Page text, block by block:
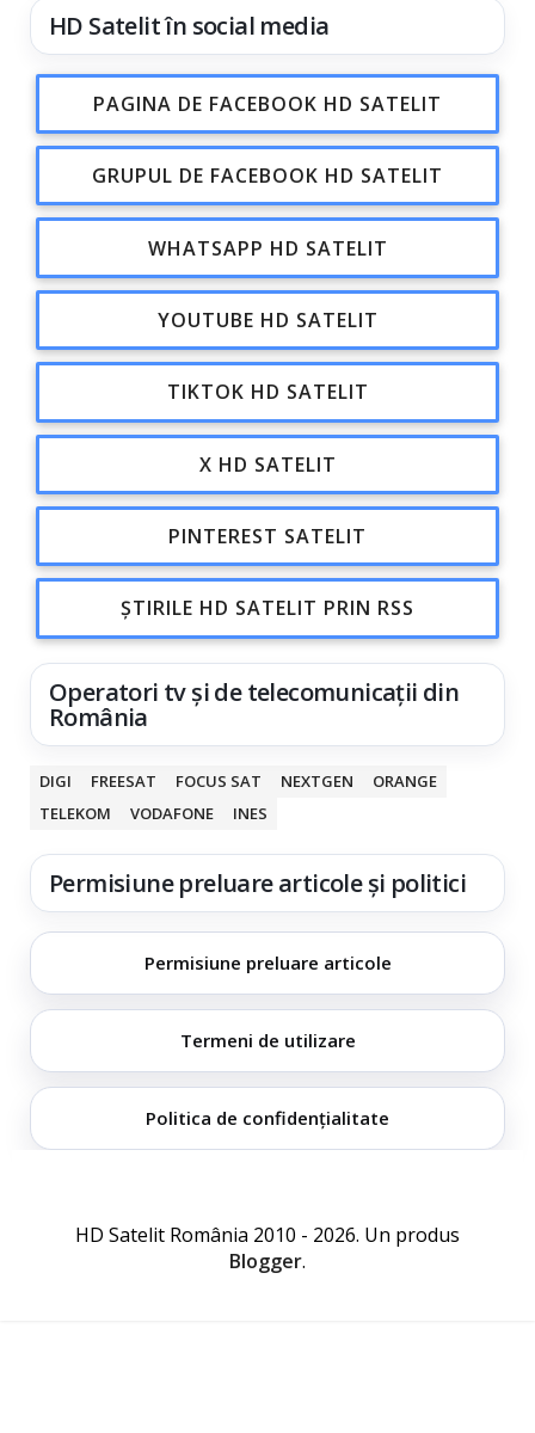
HD Satelit în social media
PAGINA DE FACEBOOK HD SATELIT
GRUPUL DE FACEBOOK HD SATELIT
WHATSAPP HD SATELIT
YOUTUBE HD SATELIT
TIKTOK HD SATELIT
X HD SATELIT
PINTEREST SATELIT
ȘTIRILE HD SATELIT PRIN RSS
Operatori tv și de telecomunicații din
România
DIGI FREESAT FOCUS SAT NEXTGEN
ORANGE
TELEKOM
VODAFONE INES
Permisiune preluare articole și politici
Permisiune preluare articole
Termeni de utilizare
Politica de confidențialitate
HD Satelit România 2010 - 2026. Un produs
Blogger.